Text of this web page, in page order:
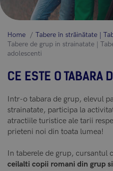
Home
Tabere în străinătate |
Tabere de grup in strainatate |
adolescenti
CE ESTE O TABARA
Intr-o tabara de grup, elevul
strainatate, participa la
atractiile turistice ale tarii
prieteni noi din toata lumea!
In taberele de grup, cursantul
ceilalti copii romani din grup